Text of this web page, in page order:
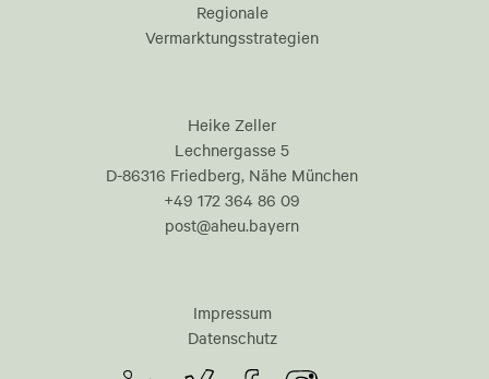
Regionale
Vermarktungsstrategien
Heike Zeller
Lechnergasse 5
D-86316 Friedberg, Nähe München
+49 172 364 86 09
post@aheu.bayern
Impressum
Datenschutz